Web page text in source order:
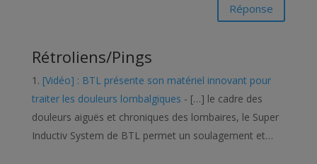
Réponse
Rétroliens/Pings
[Vidéo] : BTL présente son matériel innovant pour
traiter les douleurs lombalgiques - […] le cadre des
douleurs aiguës et chroniques des lombaires, le Super
Inductiv System de BTL permet un soulagement et…